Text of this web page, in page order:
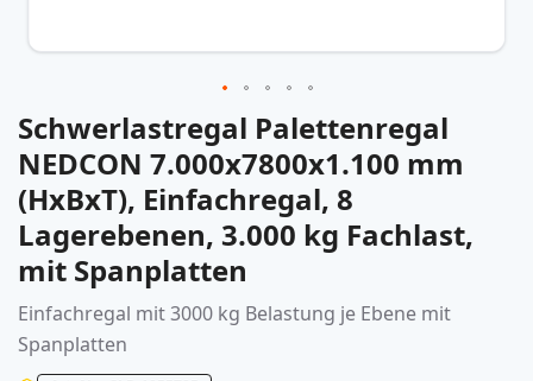
Zum
Anfang
der
Bildergalerie
springen
Schwerlastregal Palettenregal
NEDCON 7.000x7800x1.100 mm
(HxBxT), Einfachregal, 8
Lagerebenen, 3.000 kg Fachlast,
mit Spanplatten
Einfachregal mit 3000 kg Belastung je Ebene mit
Spanplatten